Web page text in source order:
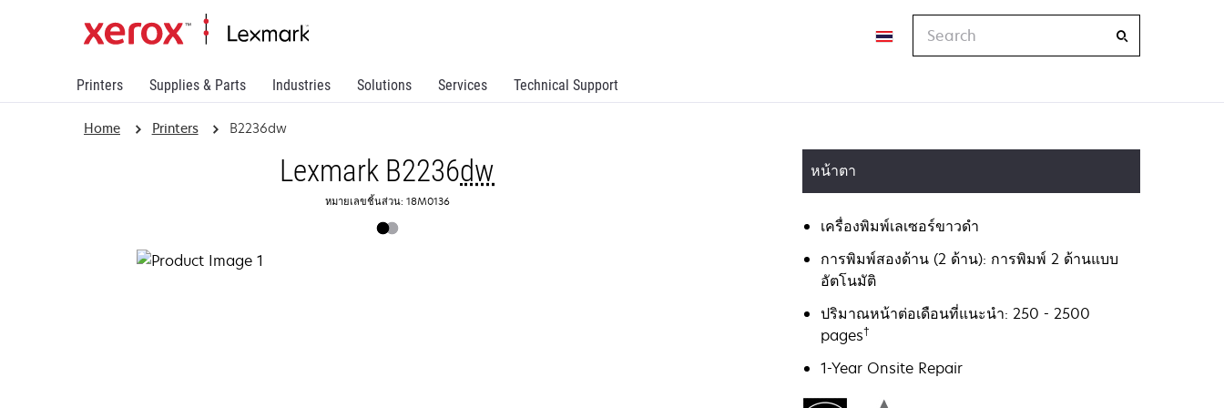
Printers Supplies & Parts Industries Solutions Services Technical Support
Home Printers B2236dw
Lexmark B2236dw
หมายเลขชิ้นส่วน: 18M0136
หน้าตา
เครื่องพิมพ์เลเซอร์ขาวดำ
การพิมพ์สองด้าน (2 ด้าน): การพิมพ์ 2 ด้านแบบ
อัตโนมัติ
ปริมาณหน้าต่อเดือนที่แนะนำ: 250 - 2500
pages†
1-Year Onsite Repair